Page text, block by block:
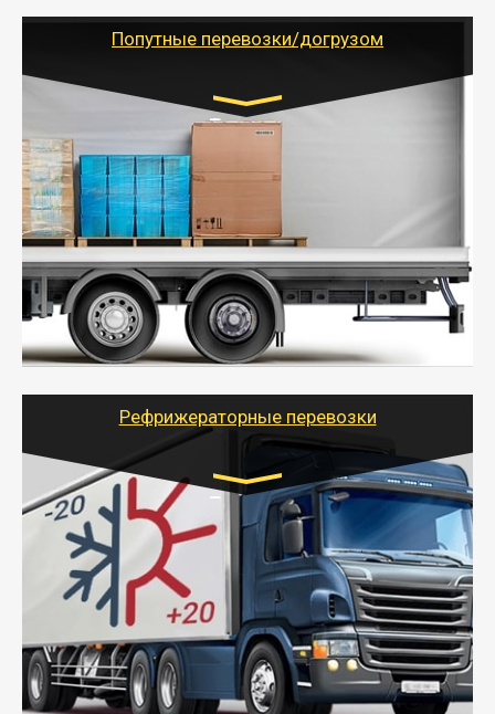
Попутные перевозки/догрузом
Транспорт:
Газель (1,5 и 3 тонны), Бычок, Еврофура от 5 до
10 тонн
от 5000 руб. Возможен догруз
- Экономный способ доставить вещи от 200 кг в
другой город - догрузом или попутно. Попутные
грузоперевозки для физлиц, ИП и юрлиц обходятся
дешевле.
- Тайгер Логистик организует доставку
крупногабаритных и личных вещей по нужному
для погрузочно-разгрузочных работ при перевозке.
Рефрижераторные перевозки
Транспорт:
Газель (1,5 и 3 тонны), Бычок, Еврофура от 5 до
10 тонн
от 6000 руб.
- Рефрижераторные перевозки грузов с
соблюдением температурного режима, работающим
термописцем, санитарной обработкой кузова и мед.
книжкой у водителя.